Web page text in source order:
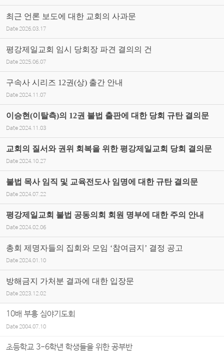
최근 언론 보도에 대한 교회의 사과문
Date 2026.03.17
평강제일교회 임시 당회장 파견 결의의 건
Date 2025.06.07
구속사 시리즈 12권(상) 출간 안내
Date 2024.11.07
이승현(이탈측)의 12권 불법 출판에 대한 당회 규탄 결의문
Date 2024.11.03
교회의 질서와 권위 회복을 위한 평강제일교회 당회 결의문
Date 2024.10.27
불법 목사 임직 및 교육전도사 임명에 대한 규탄 결의문
Date 2024.07.22
평강제일교회 불법 공동의회 회원 명부에 대한 주의 안내
Date 2024.02.06
총회 제명자들의 집회와 모임 ‘참여금지’ 결정 공고
Date 2024.01.10
방해금지 가처분 결과에 대한 입장문
Date 2023.12.02
10배 부흥 심야기도회
Date2004.07.10
초등학교 3-6학년 학생들을 위한 공부반